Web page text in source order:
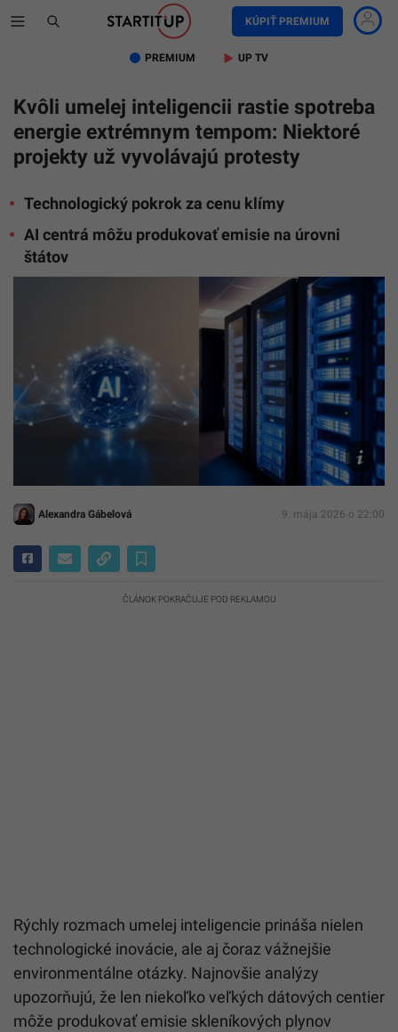
KÚPIŤ PREMIUM
PREMIUM UP TV
Kvôli umelej inteligencii rastie spotreba
energie extrémnym tempom: Niektoré
projekty už vyvolávajú protesty
Technologický pokrok za cenu klímy
AI centrá môžu produkovať emisie na úrovni
štátov
Archív
Canva
Alexandra Gábelová 9. mája 2026 o 22:00
ČLÁNOK POKRAČUJE POD REKLAMOU
Rýchly rozmach umelej inteligencie prináša nielen
technologické inovácie, ale aj čoraz vážnejšie
environmentálne otázky. Najnovšie analýzy
upozorňujú, že len niekoľko veľkých dátových centier
môže produkovať emisie skleníkových plynov